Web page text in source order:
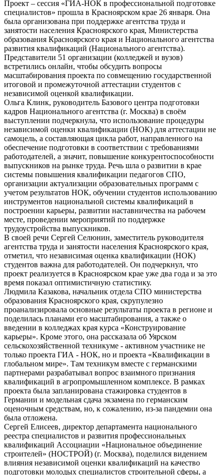
Проект – сессия «ГИА-НОК в профессиональной подготовке
специалистов» прошла в Красноярском крае 26 января. Она
была организована при поддержке агентства труда и
занятости населения Красноярского края, Министерства
образования Красноярского края и Национального агентства
развития квалификаций (Национального агентства).
Представители 51 организации (колледжей и вузов)
встретились онлайн, чтобы обсудить вопросы
масштабирования проекта по совмещению государственной
итоговой и промежуточной аттестации студентов с
независимой оценкой квалификации.
Ольга Клинк, руководитель Базового центра подготовки
кадров Национального агентства (г. Москва) в своём
выступлении подчеркнула, что использование процедуры
независимой оценки квалификации (НОК) для аттестации не
самоцель, а составляющая цикла работ, направленного на
обеспечение подготовки в соответствии с требованиями
работодателей, а значит, повышение конкурентоспособности
выпускников на рынке труда. Речь шла о развитии в крае
системы повышения квалификации педагогов СПО,
организации актуализации образовательных программ с
учетом результатов НОК, обучении студентов использованию
инструментов национальной системы квалификаций в
построении карьеры, развитии наставничества на рабочем
месте, проведении мероприятий по поддержке
трудоустройства выпускников.
В своей речи Сергей Селюнин, заместитель руководителя
агентства труда и занятости населения Красноярского края,
отметил, что независимая оценка квалификации (НОК)
студентов важна для работодателей. Он подчеркнул, что
проект реализуется в Красноярском крае уже два года и за это
время показал оптимистичную статистику.
Людмила Казакова, начальник отдела СПО министерства
образования Красноярского края, скрупулезно
проанализировала основные результаты проекта в регионе и
поделилась планами его масштабирования, а также о
введении в колледжах края курса «Конструирование
карьеры». Кроме этого, она рассказала об Уярском
сельскохозяйственной техникуме - активном участнике не
только проекта ГИА - НОК, но и проекта «Квалификации в
глобальном мире». Там техникум вместе с германскими
партнерами разрабатывал вопрос взаимного признания
квалификаций в агропромышленном комплексе. В рамках
проекта была запланирована стажировка студентов в
Германии и модельная сдача экзамена по германским
оценочным средствам, но, к сожалению, из-за пандемии она
была отложена.
Сергей Елисеев, директор департамента национального
реестра специалистов и развития профессиональных
квалификаций Ассоциации «Национальное объединение
строителей» (НОСТРОЙ) (г. Москва), поделился видением
влияния независимой оценки квалификаций на качество
подготовки молодых специалистов строительной сферы, а